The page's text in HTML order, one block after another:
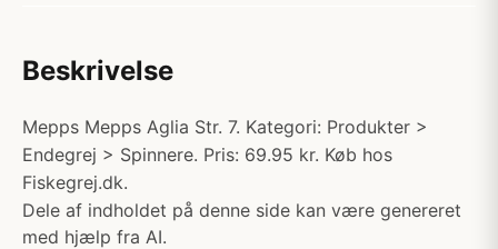
Beskrivelse
Mepps Mepps Aglia Str. 7. Kategori: Produkter >
Endegrej > Spinnere. Pris: 69.95 kr. Køb hos
Fiskegrej.dk.
Dele af indholdet på denne side kan være genereret
med hjælp fra AI.